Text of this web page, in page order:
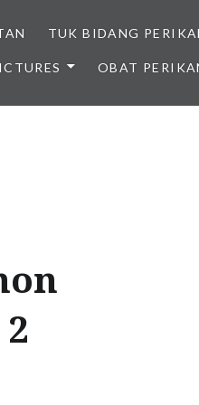
TUK BIDANG
OBAT